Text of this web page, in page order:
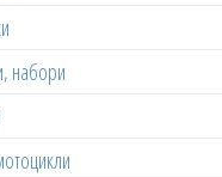
набори